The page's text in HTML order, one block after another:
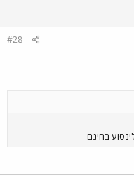
#28
בחינם